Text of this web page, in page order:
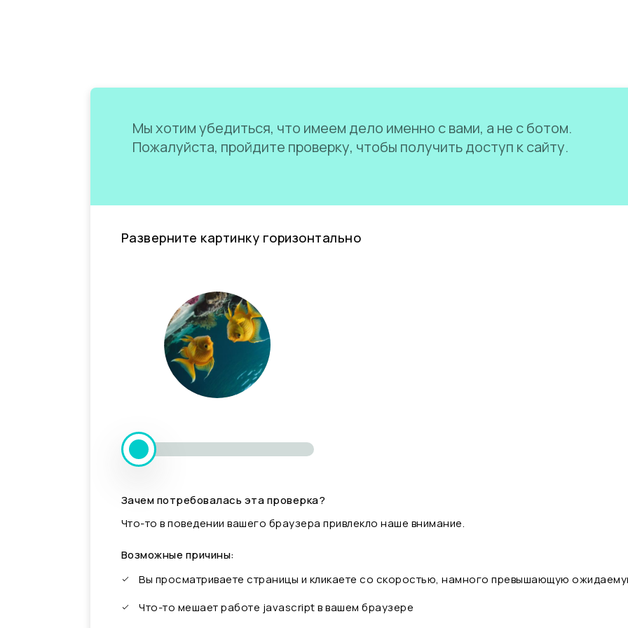
Мы хотим убедиться, что имеем дело именно с вами, а не с ботом.
Пожалуйста, пройдите проверку, чтобы получить доступ к сайту.
Разверните картинку горизонтально
Зачем потребовалась эта проверка?
Что-то в поведении вашего браузера привлекло наше внимание.
Возможные причины:
Вы просматриваете страницы и кликаете со скоростью, намного превышающую
Что-то мешает работе javascript в вашем браузере